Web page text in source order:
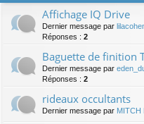
Affichage IQ Drive
Dernier message par
Réponses : 2
Baguette de finition
Dernier message par
Réponses : 2
rideaux occultants
Dernier message par MITCH